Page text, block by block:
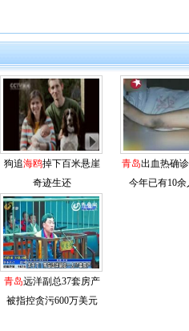
狗追海鸥掉下百米悬崖
奇迹生还
青岛出血热确
今年已有10
青岛远洋副总37套房产
被指控贪污600万美元